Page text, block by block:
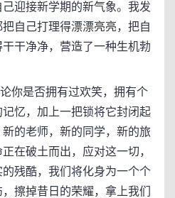
迎接新学期的新气象。我发
自己打理得漂漂亮亮，把自
干净净，营造了一种生机勃
是否拥有过欢笑，拥有个
忆，加上一把锁将它封闭起
的老师，新的同学，新的旅
在破土而出，应对这一切，
残酷，我们将化身为一个个
擦掉昔日的荣耀，拿上我们